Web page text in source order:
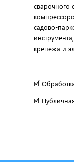
сварочного
садово-
крепежа и
🗹
🗹